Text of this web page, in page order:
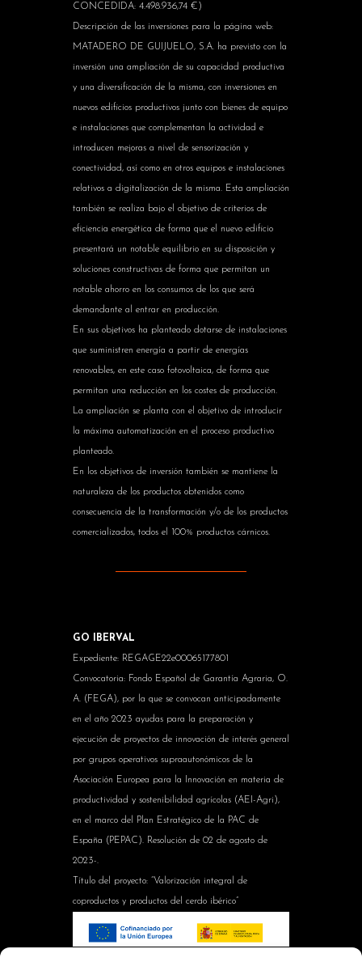
CONCEDIDA: 4.498.936,74 €)
Descripción de las inversiones para la página web:
MATADERO DE GUIJUELO, S.A. ha previsto con la
inversión una ampliación de su capacidad productiva
y una diversificación de la misma, con inversiones en
nuevos edificios productivos junto con bienes de equipo
e instalaciones que complementan la actividad e
introducen mejoras a nivel de sensorización y
conectividad, así como en otros equipos e instalaciones
relativos a digitalización de la misma. Esta ampliación
también se realiza bajo el objetivo de criterios de
eficiencia energética de forma que el nuevo edificio
presentará un notable equilibrio en su disposición y
soluciones constructivas de forma que permitan un
notable ahorro en los consumos de los que será
demandante al entrar en producción.
En sus objetivos ha planteado dotarse de instalaciones
que suministren energía a partir de energías
renovables, en este caso fotovoltaica, de forma que
permitan una reducción en los costes de producción.
La ampliación se planta con el objetivo de introducir
la máxima automatización en el proceso productivo
planteado.
En los objetivos de inversión también se mantiene la
naturaleza de los productos obtenidos como
consecuencia de la transformación y/o de los productos
comercializados, todos el 100% productos cárnicos.
GO IBERVAL
Expediente: REGAGE22e00065177801
Convocatoria: Fondo Español de Garantía Agraria, O.
A. (FEGA), por la que se convocan anticipadamente
en el año 2023 ayudas para la preparación y
ejecución de proyectos de innovación de interés general
por grupos operativos supraautonómicos de la
Asociación Europea para la Innovación en materia de
productividad y sostenibilidad agrícolas (AEI-Agri),
en el marco del Plan Estratégico de la PAC de
España (PEPAC). Resolución de 02 de agosto de
2023-.
Título del proyecto: “Valorización integral de
coproductos y productos del cerdo ibérico”